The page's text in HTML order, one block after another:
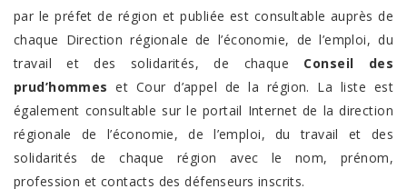
par le préfet de région et publiée est consultable auprès de
chaque Direction régionale de l’économie, de l’emploi, du
travail et des solidarités, de chaque Conseil des
prud’hommes et Cour d’appel de la région. La liste est
également consultable sur le portail Internet de la direction
régionale de l’économie, de l’emploi, du travail et des
solidarités de chaque région avec le nom, prénom,
profession et contacts des défenseurs inscrits.